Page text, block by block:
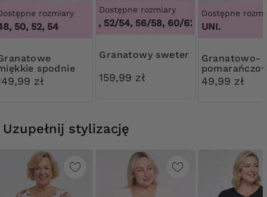
rozmiary
50, 52, 54
spodnie
zł
Dostępne rozmiary
48/50, 52/54, 56/58, 60/62, 48/50, 52/54,
Granatowy sweter
159,99 zł
Dostępne
UNI.
Granatowo-
apaszka
49,99 zł
Uzupełnij stylizację